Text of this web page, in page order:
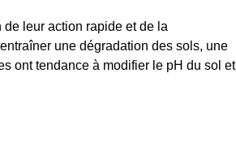
leur action rapide et de la
une dégradation des sols, une
ont tendance à modifier le pH du sol et